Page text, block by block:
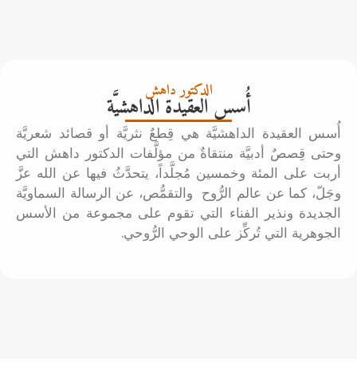
الدكتور داهش
أُسس العقيدة الداهشيَّة
أُسس العقيدة الداهشيَّة هي قِطعٌ نثريَّة أو قصائد شعريَّة
وحتى قِصصٌ أدبيَّة منتقاةٌ من مؤلَّفات الدكتور داهش التي
أربت على المئة وخمسين مُجلَّداً، يتحدَّثُ فيها عن الله عزَّ
وجَلّ، كما عن عالم الرُّوح والتقمُّص، عن الرسالة السماويَّة
الجديدة ونذير الفناء التي تقوم على مجموعة من الأسس
الجوهرية التي تُركِّز على الوحي الرُّوحي.